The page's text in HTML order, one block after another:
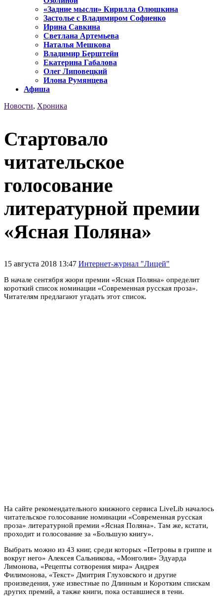
«Задние мысли» Кирилла Олюшкина
Застолье с Владимиром Софиенко
Ирина Савкина
Светлана Артемьева
Наталья Мешкова
Владимир Берштейн
Екатерина Габалова
Олег Липовецкий
Илона Румянцева
Афиша
Новости, Хроника
Стартовало
читательское
голосование
литературной премии
«Ясная Поляна»
15 августа 2018 13:47 Интернет-журнал "Лицей"
В начале сентября жюри премии «Ясная Поляна» определит
короткий список номинации «Современная русская проза».
Читателям предлагают угадать этот список.
На сайте рекомендательного книжного сервиса LiveLib началось
читательское голосование номинации «Современная русская
проза» литературной премии «Ясная Поляна». Там же, кстати,
проходит и голосование за «Большую книгу».
Выбрать можно из 43 книг, среди которых «Петровы в гриппе и
вокруг него» Алексея Сальникова, «Монголия» Эдуарда
Лимонова, «Рецепты сотворения мира» Андрея
Филимонова, «Текст» Дмитрия Глуховского и другие
произведения, уже известные по Длинным и Коротким спискам
других премий, а также книги, пока оставшиеся в тени.